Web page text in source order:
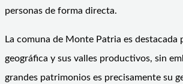
personas de forma directa.
La comuna de Monte Patria es destacada
geográfica y sus valles productivos, sin
grandes patrimonios es precisamente su